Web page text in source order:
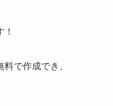
で作成でき、